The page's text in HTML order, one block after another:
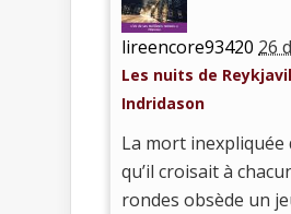
lireencore93420 26
Les nuits de
Indridason
La mort inexpliquée
qu’il croisait à
rondes obsède un